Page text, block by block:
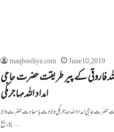
maqbooliya.com June 10, 2019
اللہ فاروقی کے پیر طریقت حضرت حاجی
امداد اللہ مہاجرمکی
حضرت حاجی امداد اللہ مہاجرمکی ولادت باسعادت حضرت والا
بتاریخ…